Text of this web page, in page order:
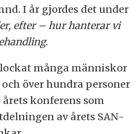
I år gjordes det under
efter – hur hanterar vi
.
många människor
över hundra personer
konferens som
av årets SAN-